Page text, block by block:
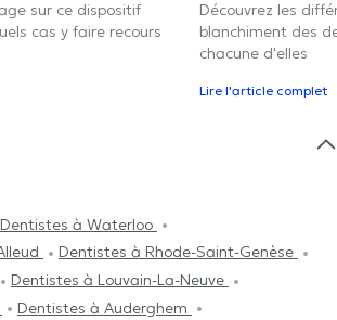
sur ce dispositif
cas y faire recours
Découvrez les
blanchiment des
chacune d'elles
Lire l'article complet
Dentistes à Waterloo
Dentistes à Rhode-Saint-Genèse
Dentistes à Louvain-La-Neuve
Dentistes à Auderghem